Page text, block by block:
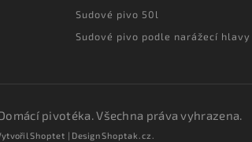
Sudové pivo 50l
Sudové pivo podle narážecí hlavy
pivotéka. Všechna práva vyhrazena.
Shoptet | DesignShoptak.cz.